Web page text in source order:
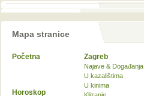
Mapa stranice
Početna Zagreb
Najave & Događanja
U kazalištima
U kinima
Horoskop